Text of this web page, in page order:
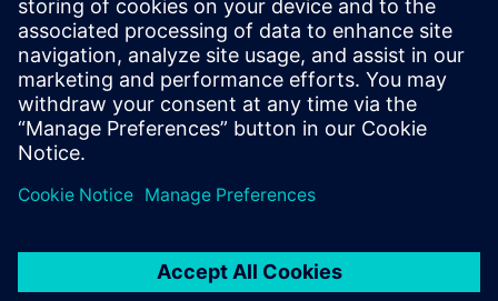
Preduvjeti
nijedan